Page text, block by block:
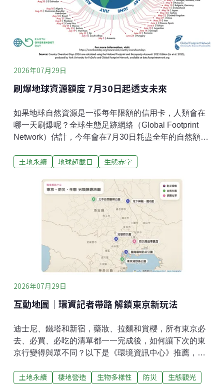
實施至今。違者可依《動物傳染病防治條例》第43條開
罰5萬至100萬元，但尚未有實際開罰紀錄。而為兼顧民
眾攜帶寵物遊憩
2026年07月29日
刷爆地球資源額度 7月30日起透支未來
如果地球自然資源是一張每年限額的信用卡，人類會在
哪一天刷爆呢？全球生態足跡網絡（Global Footprint
Network）估計，今年會在7月30日耗盡全年的自然額
需要1.73個地球地球支撐萬物生長，但人類耗用自然資
日」（Earth Overshoot Day，又譯「生態負債日」）就
是記錄耗盡當年生態資源和服務的日期。據全球生態足
跡網絡計算，今年人類消耗自然資源的速度，比地球生
態再生的速度快了73%，需要約1.73個地球，才能滿足
全年需求。在1970年代，人們大約要到12月底才會用完
地球一整年的資源。但超載日一再提前，近幾年通常落
在7月或8月。2025年是7月24日，今年則是7月30日，
看似延後了六天，地球獲得些許喘息，實則提前了二
土地永續 地球超載日 生態赤字
2026年07月29日
互動地圖｜環資記者帶路 解鎖東京新玩法
迪士尼、鐵塔和新宿，藥妝、拉麵和賞櫻，所有東京必
去、必買、必吃的清單都一一完成後，如何讓下次的東
京行變得與眾不同？以下是《環境資訊中心》推薦，隱
樹一格的體驗和採購樂趣。埼玉：深藏地底的防災神殿
土地永續 棲地營造 生物多樣性 防災 生態觀光